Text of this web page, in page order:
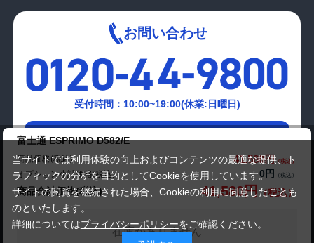
富士通 ESPRIMO D582/E
商品価格(税込) 41,580円
オプション小計価格(税込)
0円
商品合計価格(税込)
41,580円
在庫がありません
お問い合わせ
受付時間：10:00~19:00(休業:日曜日)
メールでの
当サイトでは利用体験の向上およびコンテンツの最適な提供、ト
ラフィックの分析を目的としてCookieを使用しています。
サイトの閲覧を継続された場合、Cookieの利用に同意したことも
のといたします。
詳細についてはプライバシーポリシーをご確認ください。